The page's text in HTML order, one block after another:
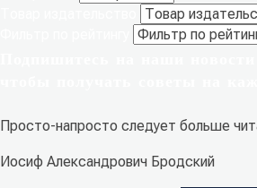
Просто-напросто следует больше
Иосиф Александрович Бродский